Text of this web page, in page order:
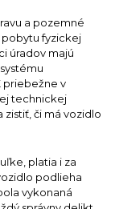
a pozemné
fyzickej
úradov majú
priebežne v
technickej
či má vozidlo
platia i za
podlieha
vykonaná